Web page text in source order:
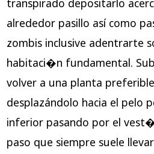
transpirado depositarlo
alrededor pasillo así­ como
zombis inclusive adentrarte
habitaci�n fundamental.
volver a una planta
desplazándolo hacia el pelo
inferior pasando por el
paso que siempre suele